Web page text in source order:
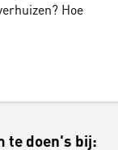
Hoe
te doen's bij: